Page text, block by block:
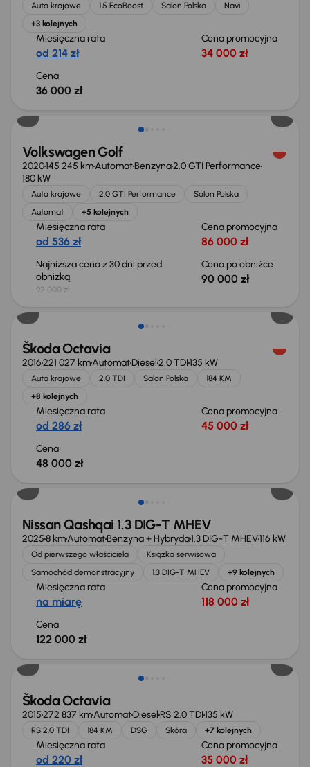
Auta krajowe 1.5 EcoBoost Salon Polska
Navi
+3 kolejnych
Miesięczna rata
od 214 zł
Cena promocyjna
34 000 zł
Cena
36 000 zł
Taniej o 2 000 zł
Volkswagen Golf
2020145 245 kmAutomatBenzyna2.0 GTI Performance
180 kW
Auta krajowe 2.0 GTI Performance
Salon Polska
Automat
+5 kolejnych
Miesięczna rata
od 536 zł
Cena promocyjna
86 000 zł
Najniższa cena z 30 dni przed
obniżką
92 000 zł
Cena po obniżce
90 000 zł
Škoda Octavia
2016221 027 kmAutomatDiesel2.0 TDI135 kW
Auta krajowe 2.0 TDI Salon Polska
184 KM
+8 kolejnych
Miesięczna rata
od 286 zł
Cena promocyjna
45 000 zł
Cena
48 000 zł
Od nowego taniej o 36 775 zł
Nissan Qashqai 1.3 DIG-T MHEV
20258 kmAutomatBenzyna + Hybryda1.3 DIG-T MHEV116 kW
Od pierwszego właściciela
Książka serwisowa
Samochód demonstracyjny
1.3 DIG-T MHEV +9 kolejnych
Miesięczna rata
na miarę
Cena promocyjna
118 000 zł
Cena
122 000 zł
Škoda Octavia
2015272 837 kmAutomatDiesel RS 2.0 TDI135 kW
RS 2.0 TDI 184 KM DSG Skóra +7 kolejnych
Miesięczna rata
od 220 zł
Cena promocyjna
35 000 zł